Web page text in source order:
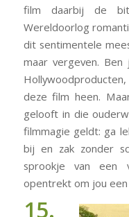
film daarbij de
Wereldoorlog
dit sentimentele
maar vergeven.
deze film heen.
gelooft in die
filmmagie geldt: ga
bij en zak zonder
sprookje van een
opentrekt om jou
15.